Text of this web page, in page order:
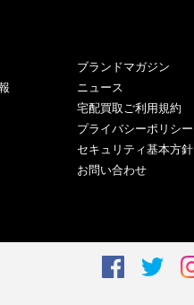
ブランドマガジン
ニュース
宅配買取ご利用規約
プライバシーポリシー
セキュリティ基本方針
お問い合わせ